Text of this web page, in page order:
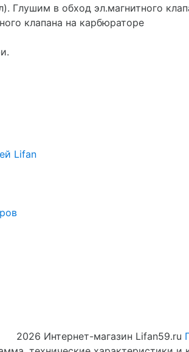
Глушим в обход эл.магнитного
клапана на карбюраторе
Lifan
2026 Интернет-магазин Lifan59.ru